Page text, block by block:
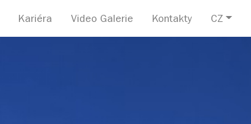
Kariéra Video Galerie Kontakty CZ